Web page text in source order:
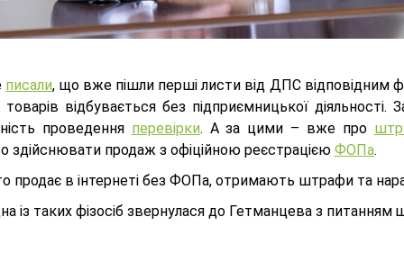
писали, що вже пішли перші листи від ДПС відповідним
відбувається без підприємницької
проведення перевірки. А за цими – вже про
здійснювати продаж з офіційною реєстрацією ФОПа.
продає в інтернеті без ФОПа, отримають штрафи та
із таких фізосіб звернулася до Гетманцева з питанням